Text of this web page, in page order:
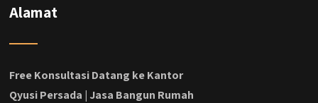
#kontraktorbekasi #kontraktorinteriorjakarta
#kontraktorbangunanjabodetabek
#jasabangunrumahjabodetabek
Alamat
Free Konsultasi Datang ke Kantor
Qyusi Persada | Jasa Bangun Rumah